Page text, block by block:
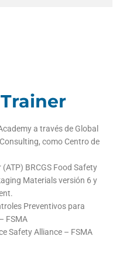
a través de Global
como Centro de
BRCGS Food Safety
Materials versión 6 y
Preventivos para
FSMA
Safety Alliance – FSMA